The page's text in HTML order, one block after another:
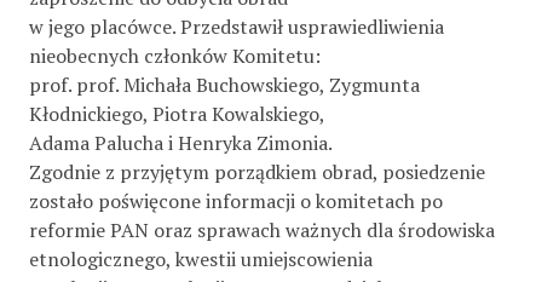
w jego placówce. Przedstawił usprawiedliwienia
nieobecnych członków Komitetu:
prof. prof. Michała Buchowskiego, Zygmunta
Kłodnickiego, Piotra Kowalskiego,
Adama Palucha i Henryka Zimonia.
Zgodnie z przyjętym porządkiem obrad, posiedzenie
zostało poświęcone informacji o komitetach po
reformie PAN oraz sprawach ważnych dla środowiska
etnologicznego, kwestii umiejscowienia